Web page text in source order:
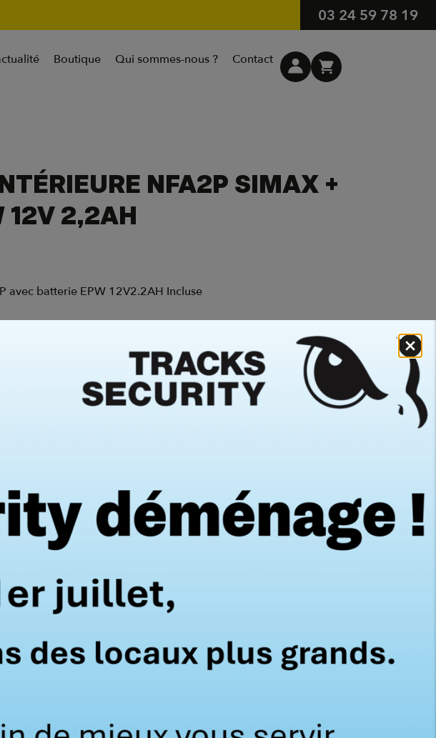
03 24 59 78 19
Boutique Qui sommes-nous ? Contact
NFA2P SIMAX +
12V 2,2AH
avec batterie EPW 12V2.2AH Incluse
1,65 kg